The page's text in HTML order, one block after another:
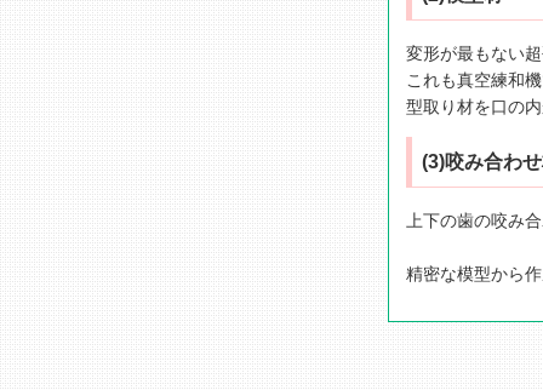
変形が最もない
これも真空練和
型取り材を口の
(3)咬み合わ
上下の歯の咬み
精密な模型から